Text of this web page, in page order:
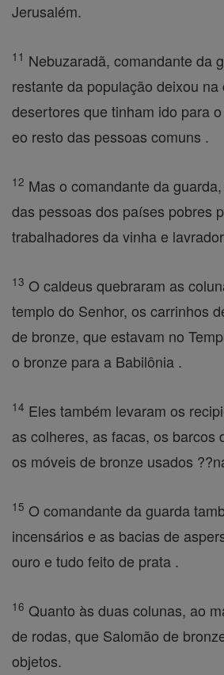
Jerusalém.
11 Nebuzaradã, comandante da
restante da população deixou na
desertores que tinham ido para
eo resto das pessoas comuns .
12 Mas o comandante da
das pessoas dos países pobres
trabalhadores da vinha e
13 O caldeus quebraram as
templo do Senhor, os carrinhos
de bronze, que estavam no
o bronze para a Babilônia .
14 Eles também levaram os
as colheres, as facas, os barcos
os móveis de bronze usados
15 O comandante da guarda
incensários e as bacias de
ouro e tudo feito de prata .
16 Quanto às duas colunas, ao
de rodas, que Salomão de
objetos.